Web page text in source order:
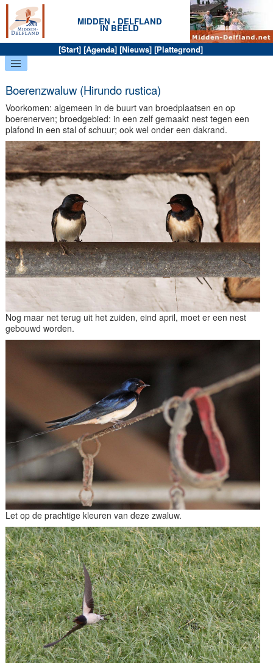
MIDDEN - DELFLAND
IN BEELD
[Start] [Agenda] [Nieuws] [Plattegrond]
Boerenzwaluw (Hirundo rustica)
Voorkomen: algemeen in de buurt van broedplaatsen en op
boerenerven; broedgebied: in een zelf gemaakt nest tegen een
plafond in een stal of schuur; ook wel onder een dakrand.
Nog maar net terug uit het zuiden, eind april, moet er een nest
gebouwd worden.
Let op de prachtige kleuren van deze zwaluw.